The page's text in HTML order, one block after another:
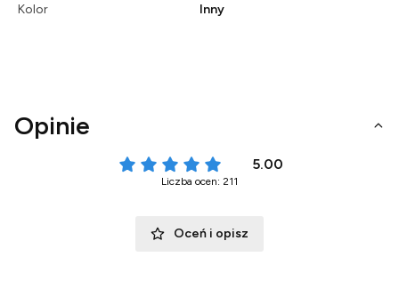
Kolor Inny
Opinie
5.00
Liczba ocen: 211
Oceń i opisz